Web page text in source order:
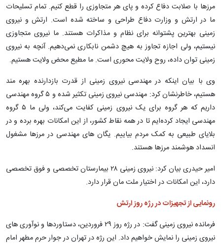
مرزها با صلابت دفاع کرده و پای هر متجاوزی را قطع کنیم. تمام تسلیحات
ما در ارتش و وزارت دفاع طراحی و ساخته شده است. ارتش و نیروی
زمینی بهترین پشتوانه برای نظام و مذاکرات هستند. ما نیروی متجاوزی
نیستیم، ولی اجازه تجاوز به هیچ دشمن نابکاری نمی‌دهیم. آنچه به نیروی
زمینی توان داده، روح ولایت محوری است. ما مطیع محض ولایت هستیم.
وی با بیان اینکه در مهندسی نیروی زمینی از قدرت بازدارنده بهره مند
هستیم، خاطرنشان کرد: مهندسی نیروی زمینی تکثیر شده و ۵ گروه مهندسی
داریم که هر گروه برای یک نیروی زمینی کفایت می‌کند، ولی ما ۵ گروه
مهندسی ایجاد کرده‌ایم تا در همه نقاط کشور، از این امکانات بهره برده و در
بلایای طبیعی به کمک مردم بیاییم. یگان های مهندسی در مرزها مشغول
انسداد هوشمند مرزها هستند.
امیر حیدری بیان کرد: نیروی زمینی ۲۸ بیمارستان تخصصی و فوق تخصصی
دارد، این امکانات در اختیار ملت مان قرار دارد.
رونمایی از تجهیزات در رژه روز ارتش
فرمانده نیروی زمینی گفت: در رژه روز ۲۹ فروردین، دستاوردها و نوآوری های
نیروی زمینی را نمایش خواهیم داد. این رژه در تهران در جوار حرم مطهر امام